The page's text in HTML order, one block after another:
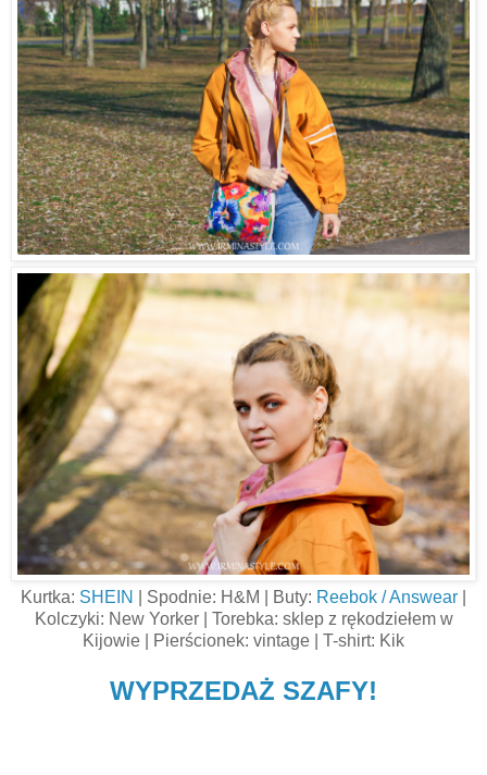
Kurtka: SHEIN | Spodnie: H&M | Buty: Reebok / Answear
Kolczyki: New Yorker | Torebka: sklep z rękodziełem w
Kijowie | Pierścionek: vintage | T-shirt: Kik
WYPRZEDAŻ SZAFY!